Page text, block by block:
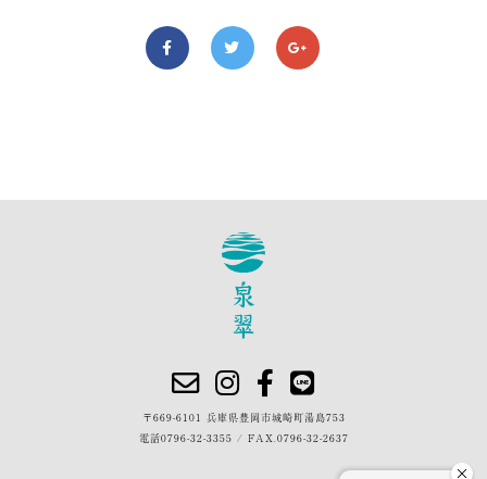
〒669-6101 兵庫県豊岡市城崎町湯島753
電話0796-32-3355 / FAX.0796-32-2637